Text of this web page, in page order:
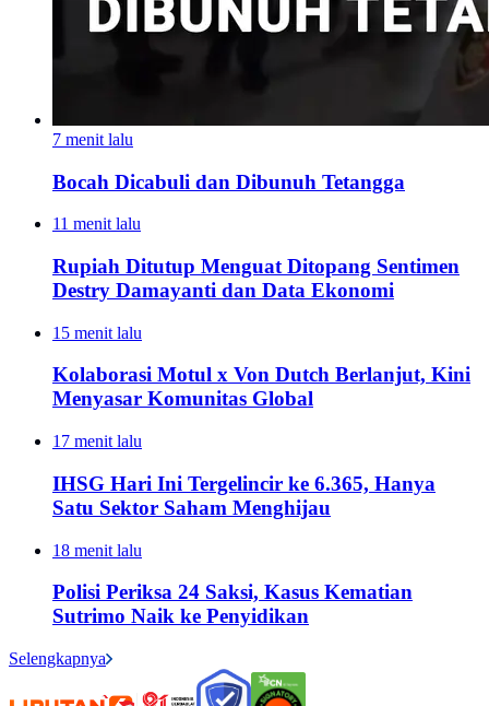
7 menit lalu
Bocah Dicabuli dan Dibunuh Tetangga
11 menit lalu
Rupiah Ditutup Menguat Ditopang Sentimen
Destry Damayanti dan Data Ekonomi
15 menit lalu
Kolaborasi Motul x Von Dutch Berlanjut, Kini
Menyasar Komunitas Global
17 menit lalu
IHSG Hari Ini Tergelincir ke 6.365, Hanya
Satu Sektor Saham Menghijau
18 menit lalu
Polisi Periksa 24 Saksi, Kasus Kematian
Sutrimo Naik ke Penyidikan
Selengkapnya